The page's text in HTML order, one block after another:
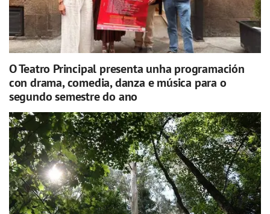
O Teatro Principal presenta unha programación
con drama, comedia, danza e música para o
segundo semestre do ano